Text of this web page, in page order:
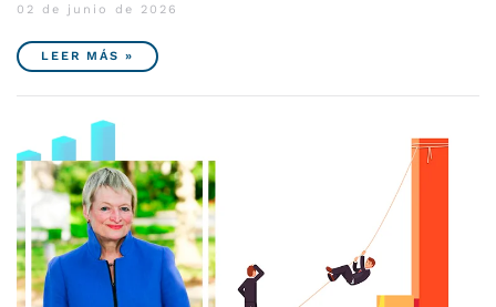
02 de junio de 2026
LEER MÁS »